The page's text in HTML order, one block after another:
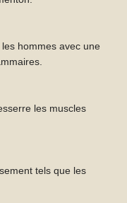
hommes avec une
les muscles
tels que les